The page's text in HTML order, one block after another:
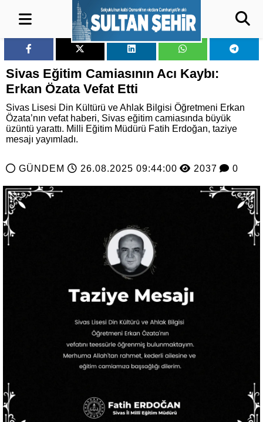
Sivas Eğitim Camiasının Acı Kaybı:
Erkan Özata Vefat Etti
Sivas Lisesi Din Kültürü ve Ahlak Bilgisi Öğretmeni Erkan
Özata’nın vefat haberi, Sivas eğitim camiasında büyük
üzüntü yarattı. Milli Eğitim Müdürü Fatih Erdoğan, taziye
mesajı yayımladı.
GÜNDEM 26.08.2025 09:44:00 2037 0